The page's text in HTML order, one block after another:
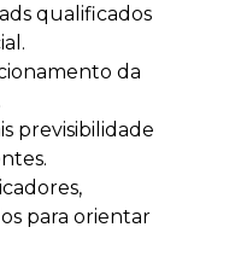
qualificados
da
previsibilidade
para orientar